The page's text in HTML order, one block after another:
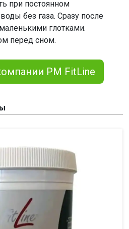
при постоянном
без газа. Сразу после
глотками.
перед сном.
PM FitLine